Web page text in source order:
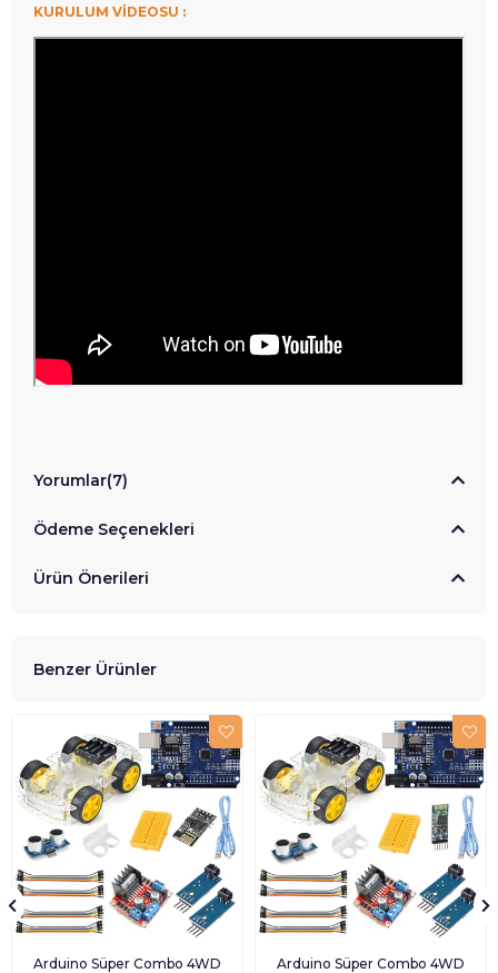
KURULUM VİDEOSU :
Yorumlar(7)
Ödeme Seçenekleri
Ürün Önerileri
Benzer Ürünler
Arduino Süper Combo 4WD
Arduino Süper Combo 4WD